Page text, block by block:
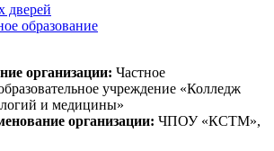
дверей
образование
организации: Частное
учреждение «Колледж
и медицины»
организации: ЧПОУ «КСТМ»,